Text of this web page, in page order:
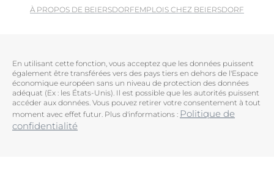
À PROPOS DE BEIERSDORFEMPLOIS CHEZ BEIERSDORF
En utilisant cette fonction, vous acceptez que les données puissent
également être transférées vers des pays tiers en dehors de l'Espace
économique européen sans un niveau de protection des données
adéquat (Ex : les États-Unis). Il est possible que les autorités puissent
accéder aux données. Vous pouvez retirer votre consentement à tout
moment avec effet futur. Plus d'informations : Politique de
confidentialité